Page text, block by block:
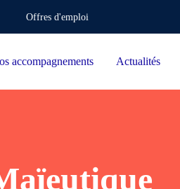
Offres d'emploi
accompagnements Actualités